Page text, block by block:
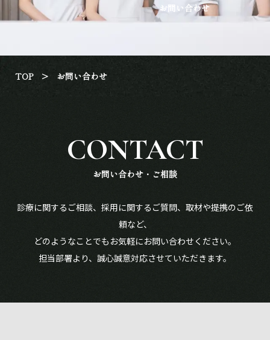
お問い合わせ
TOP > お問い合わせ
お問い合わせ・ご相談
診療に関するご相談、採用に関するご質問、取材や提携のご依
頼など、
どのようなことでもお気軽にお問い合わせください。
担当部署より、誠心誠意対応させていただきます。